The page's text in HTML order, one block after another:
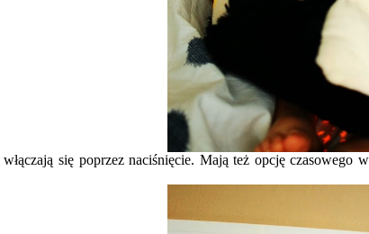
się poprzez naciśnięcie. Mają też opcję